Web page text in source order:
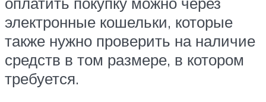
электронные кошельки, которые
также нужно проверить на наличие
средств в том размере, в котором
требуется.